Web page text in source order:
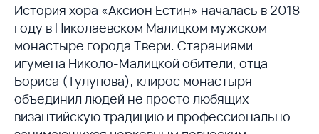
История хора «Аксион Естин» началась в 2018
году в Николаевском Малицком мужском
монастыре города Твери. Стараниями
игумена Николо-Малицкой обители, отца
Бориса (Тулупова), клирос монастыря
объединил людей не просто любящих
византийскую традицию и профессионально